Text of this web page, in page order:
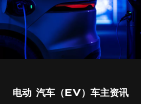
电动 汽车（EV）车主资讯